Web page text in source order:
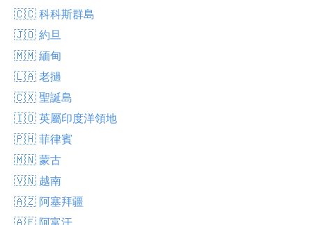
🇨🇨 科科斯群島
🇯🇴 約旦
🇲🇲 緬甸
🇱🇦 老撾
🇨🇽 聖誕島
🇮🇴 英屬印度洋領地
🇵🇭 菲律賓
🇲🇳 蒙古
🇻🇳 越南
🇦🇿 阿塞拜疆
🇦🇫 阿富汗